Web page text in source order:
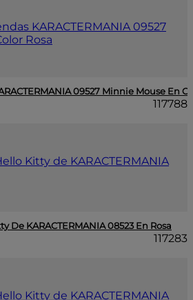
09527 Minnie Mouse En
117788
KARACTERMANIA 08523 En Rosa
117283